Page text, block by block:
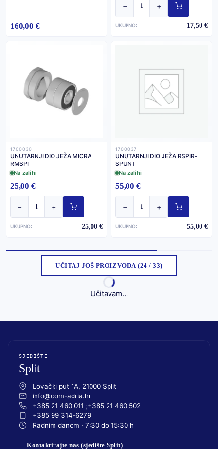
160,00 €
− +
UKUPNO: 17,50 €
1700030
UNUTARNJI DIO JEŽA MICRA
RMSPI
Na zalihi
25,00 €
− +
UKUPNO: 25,00 €
1700037
UNUTARNJI DIO JEŽA RSPIR-
SPUNT
Na zalihi
55,00 €
− +
UKUPNO: 55,00 €
UČITAJ JOŠ PROIZVODA (24 / 33)
Učitavam…
SJEDIŠTE
Split
Lovački put 1A, 21000 Split
info@com-adria.hr
+385 21 460 011
+385 21 460 502
+385 99 314-6279
Radnim danom · 7:30 do 15:30 h
Kontaktirajte nas (sjedište Split)